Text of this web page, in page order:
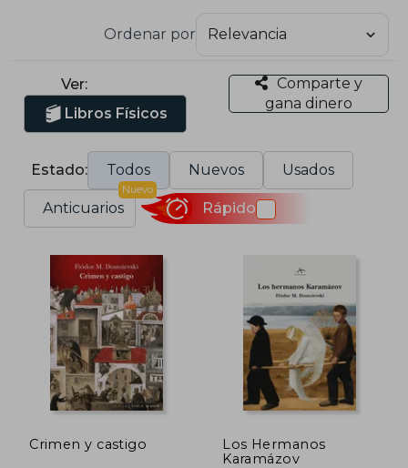
Ordenar por
Ver:
Libros Físicos
Comparte y
gana dinero
Estado: Todos Nuevos Usados
Anticuarios
Nuevo
Rápido
Crimen y castigo
Los Hermanos
Karamázov